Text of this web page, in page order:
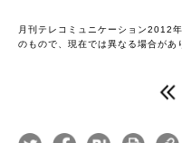
月刊テレコミュニケーション2012
のもので、現在では異なる場合があ